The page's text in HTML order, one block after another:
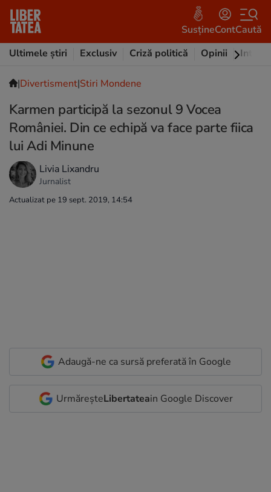
SusțineContCaută
Ultimele știri
Exclusiv Criză politică Opinii
|Divertisment|Stiri Mondene
Karmen participă la sezonul 9 Vocea
României. Din ce echipă va face parte fiica
lui Adi Minune
Livia Lixandru
Jurnalist
Actualizat pe 19 sept. 2019, 14:54
Adaugă-ne ca sursă preferată în Google
UrmăreșteLibertateain Google Discover